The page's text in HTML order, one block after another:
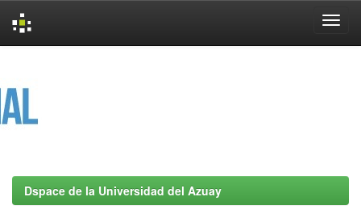
Dspace de la Universidad del Azuay